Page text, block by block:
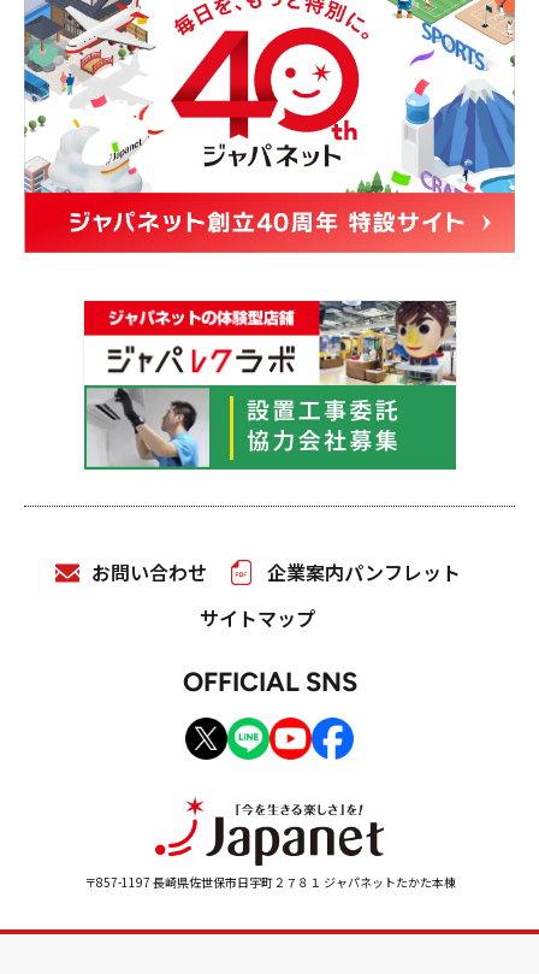
〒857-1197 長崎県佐世保市日宇町２７８１ ジャパネットたかた本棟
お問い合わせ
企業案内パンフレット
サイトマップ
OFFICIAL SNS